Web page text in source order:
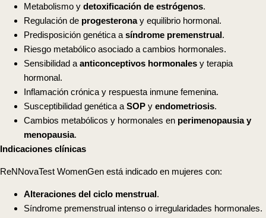
Metabolismo y detoxificación de estrógenos.
Regulación de progesteronay equilibrio hormonal.
Predisposición genética a síndrome premenstrual.
Riesgo metabólico asociado a cambios hormonales.
Sensibilidad a anticonceptivos hormonales y terapia
hormonal.
Inflamación crónica y respuesta inmune femenina.
Susceptibilidad genética a SOP y endometriosis.
Cambios metabólicos y hormonales en perimenopausia y
menopausia.
Indicaciones clínicas
ReNNovaTest WomenGen está indicado en mujeres con:
Alteraciones del ciclo menstrual.
Síndrome premenstrual intenso o irregularidades hormonales.